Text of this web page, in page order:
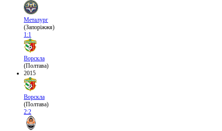
Металург
(Запоріжжя)
1:1
Ворскла
(Полтава)
2015
Ворскла
(Полтава)
2:2